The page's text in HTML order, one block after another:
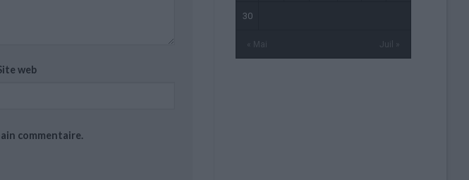
web
commentaire.
« Mai Juil »
30